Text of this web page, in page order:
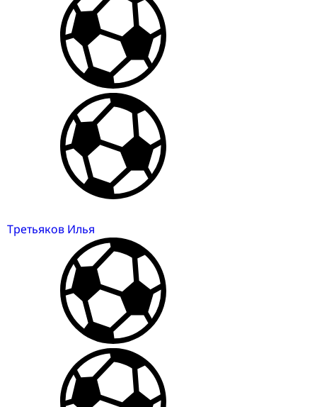
Третьяков Илья